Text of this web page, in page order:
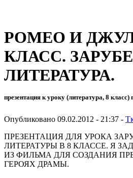
РОМЕО И
КЛАСС.
ЛИТЕРАТУРА.
презентация к уроку (литература, 8 класс)
Опубликовано 09.02.2012 - 21:37 -
ПРЕЗЕНТАЦИЯ ДЛЯ УРОКА
ЛИТЕРАТУРЫ В 8 КЛАССЕ. Я
ИЗ ФИЛЬМА ДЛЯ СОЗДАНИЯ
ГЕРОЯХ ДРАМЫ.